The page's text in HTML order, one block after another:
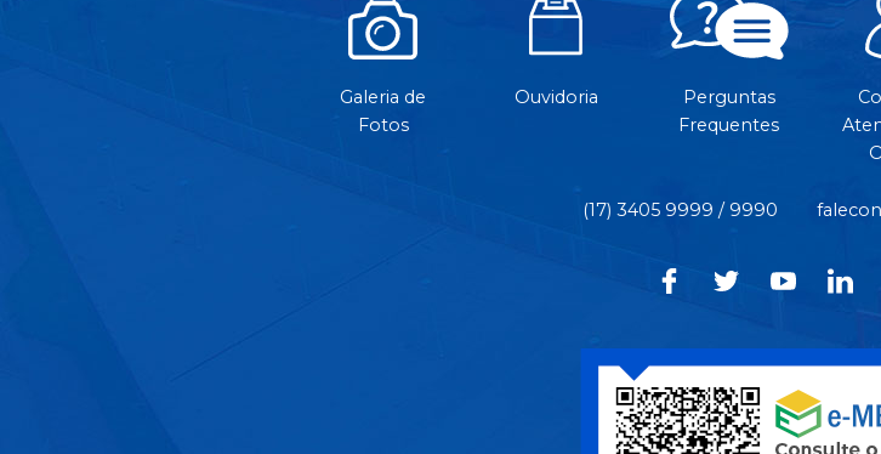
Galeria de
Fotos
Ouvidoria
Perguntas
Frequentes
(17) 3405 9999 / 9990